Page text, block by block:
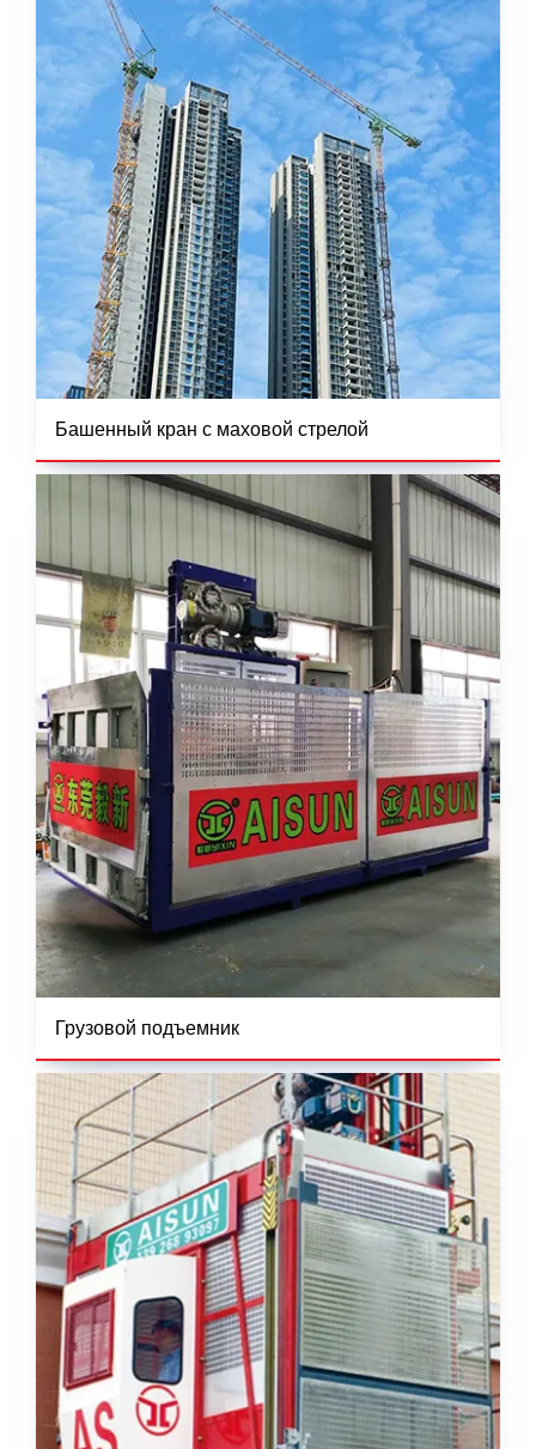
Башенный кран с маховой стрелой
Грузовой подъемник